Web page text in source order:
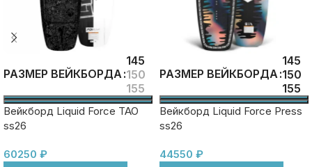
РАЗМЕР ВЕЙКБОРДА
145
150
155
Вейкборд Liquid Force TAO
ss26
60250 ₽
РАЗМЕР ВЕЙКБОРДА
145
150
155
Вейкборд Liquid Force Press
ss26
44550 ₽